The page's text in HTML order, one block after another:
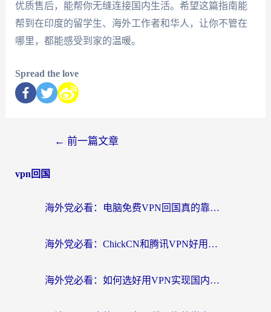
优质售后，能帮你无缝连接国内生活。希望这篇指南能
帮到在印度的留学生、海外工作者和华人，让你不管在
哪里，都能感受到家的温暖。
Spread the love
← 前一篇文章
vpn回国
海外党必看：电脑免费VPN回国真的靠谱吗？附实测对比与最优方案指南
海外党必看：ChickCN和腾讯VPN好用吗？3招选对回国加速器，告别地区限制
海外党必看：如何选好用VPN实现国内资源无缝访问？从越南到全球都适用